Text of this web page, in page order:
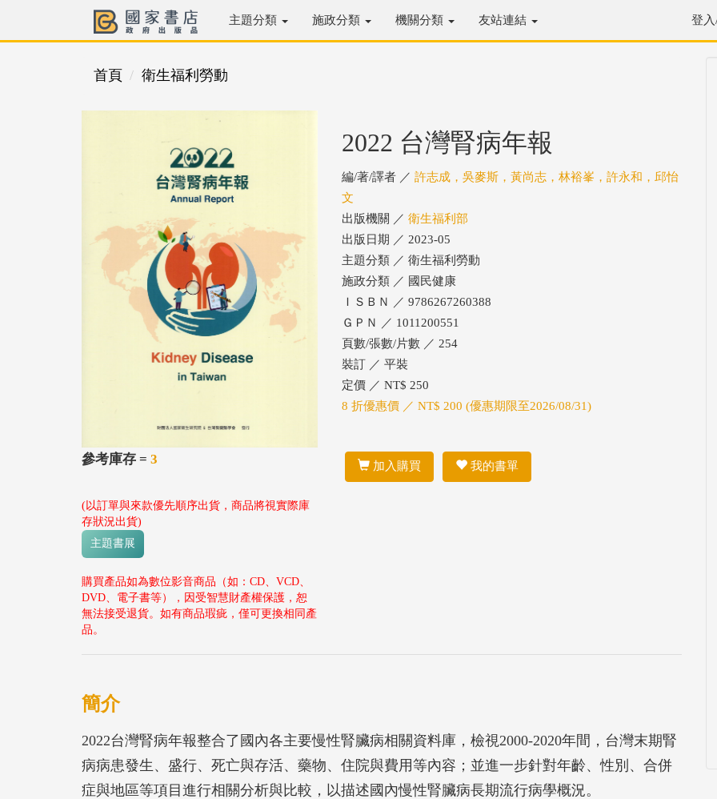
主題分類 施政分類 機關分類 友站連結 登
首頁 衛生福利勞動
參考庫存 = 3
(以訂單與來款優先順序出貨，商品將視實際庫
存狀況出貨)
主題書展
購買產品如為數位影音商品（如：CD、VCD、
DVD、電子書等），因受智慧財產權保護，恕
無法接受退貨。如有商品瑕疵，僅可更換相同產
品。
2022 台灣腎病年報
編/著/譯者 ／ 許志成，吳麥斯，黃尚志，林裕峯，許永和，邱怡
文
出版機關 ／ 衛生福利部
出版日期 ／ 2023-05
主題分類 ／ 衛生福利勞動
施政分類 ／ 國民健康
ＩＳＢＮ ／ 9786267260388
ＧＰＮ ／ 1011200551
頁數/張數/片數 ／ 254
裝訂 ／ 平裝
定價 ／ NT$ 250
8 折優惠價 ／ NT$ 200 (優惠期限至2026/08/31)
加入購買 我的書單
簡介
2022台灣腎病年報整合了國內各主要慢性腎臟病相關資料庫，檢視2000-2020年間，台灣末期腎
病病患發生、盛行、死亡與存活、藥物、住院與費用等內容；並進一步針對年齡、性別、合併
症與地區等項目進行相關分析與比較，以描述國內慢性腎臟病長期流行病學概況。